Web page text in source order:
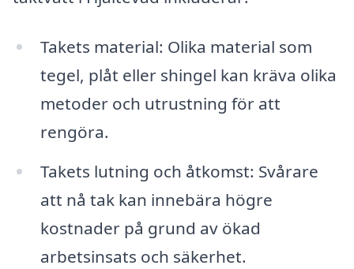
Takets material: Olika material som
tegel, plåt eller shingel kan kräva olika
metoder och utrustning för att
rengöra.
Takets lutning och åtkomst: Svårare
att nå tak kan innebära högre
kostnader på grund av ökad
arbetsinsats och säkerhet.